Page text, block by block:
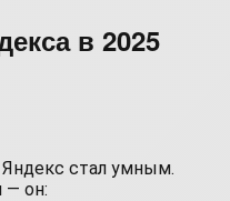
в 2025
стал умным.
— он: